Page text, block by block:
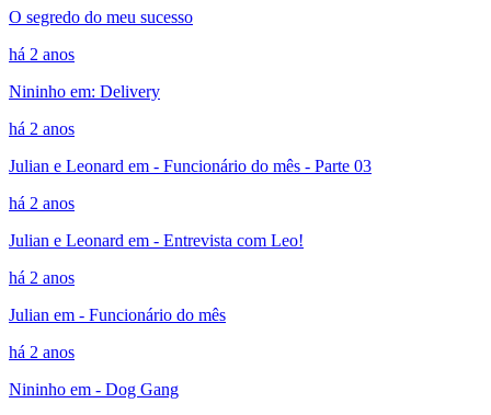
O segredo do meu sucesso
há 2 anos
Nininho em: Delivery
há 2 anos
Julian e Leonard em - Funcionário do mês - Parte 03
há 2 anos
Julian e Leonard em - Entrevista com Leo!
há 2 anos
Julian em - Funcionário do mês
há 2 anos
Nininho em - Dog Gang